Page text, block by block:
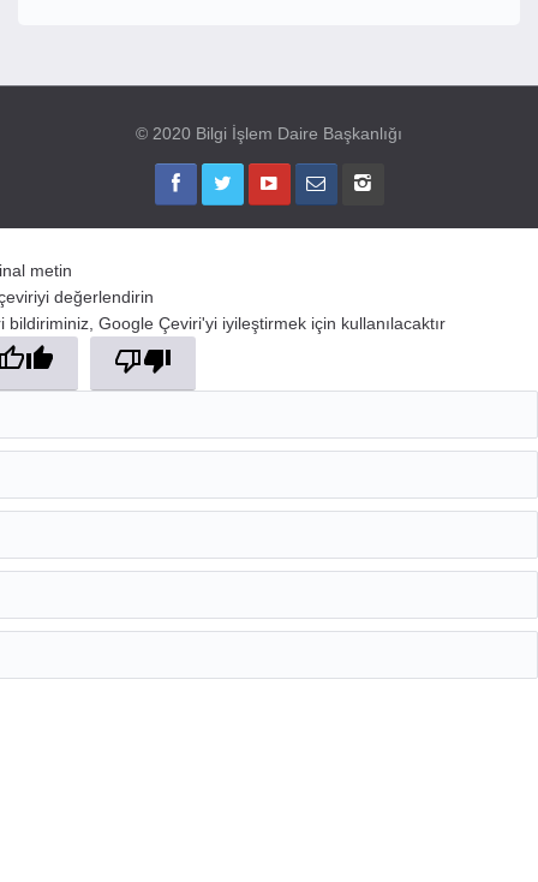
© 2020 Bilgi İşlem Daire Başkanlığı
metin
değerlendirin
bildiriminiz, Google Çeviri'yi iyileştirmek için kullanılacaktır